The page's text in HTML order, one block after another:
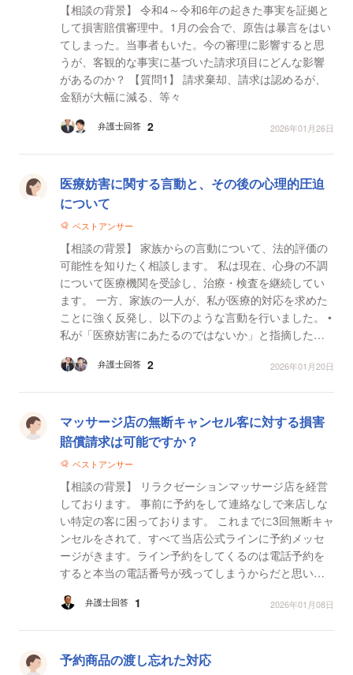
【相談の背景】 令和4～令和6年の起きた事実を証拠と
して損害賠償審理中。1月の会合で、原告は暴言をはい
てしまった。当事者もいた。今の審理に影響すると思
うが、客観的な事実に基づいた請求項目にどんな影響
があるのか？ 【質問1】 請求棄却、請求は認めるが、
金額が大幅に減る、等々
弁護士回答 2 2026年01月26日
医療妨害に関する言動と、その後の心理的圧迫
について
ベストアンサー
【相談の背景】 家族からの言動について、法的評価の
可能性を知りたく相談します。 私は現在、心身の不調
について医療機関を受診し、治療・検査を継続してい
ます。 一方、家族の一人が、私が医療的対応を求めた
ことに強く反発し、以下のような言動を行いました。 •
私が「医療妨害にあたるのではないか」と指摘した直
弁護士回答 2 2026年01月20日
マッサージ店の無断キャンセル客に対する損害
賠償請求は可能ですか？
ベストアンサー
【相談の背景】 リラクゼーションマッサージ店を経営
しております。 事前に予約をして連絡なしで来店しな
い特定の客に困っております。 これまでに3回無断キャ
ンセルをされて、すべて当店公式ラインに予約メッセ
ージがきます。ライン予約をしてくるのは電話予約を
すると本当の電話番号が残ってしまうからだと思いま
す...
弁護士回答 1 2026年01月08日
予約商品の渡し忘れた対応